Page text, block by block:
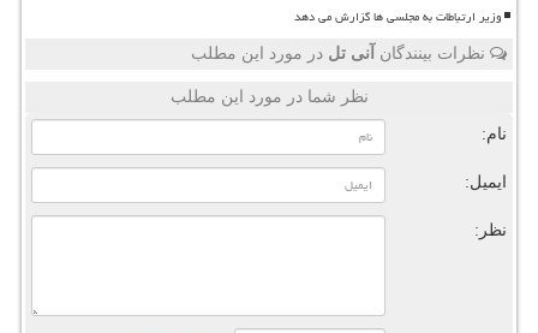
وزیر ارتباطات به مجلسی ها گزارش می دهد
نظرات بینندگان آنی تل در مورد این مطلب
نظر شما در مورد این مطلب
نام:
ایمیل:
نظر: